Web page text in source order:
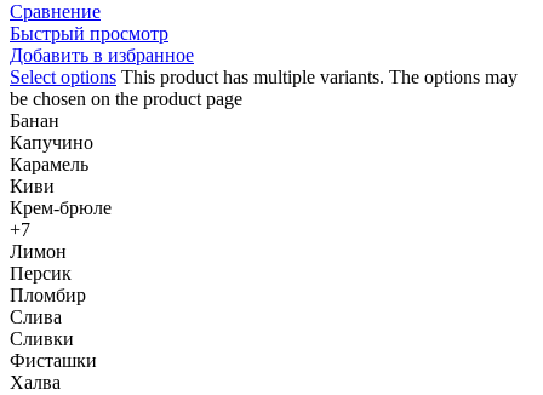
Сравнение
Быстрый просмотр
Добавить в избранное
Select options This product has multiple variants. The options may
be chosen on the product page
Банан
Капучино
Карамель
Киви
Крем-брюле
+7
Лимон
Персик
Пломбир
Слива
Сливки
Фисташки
Халва